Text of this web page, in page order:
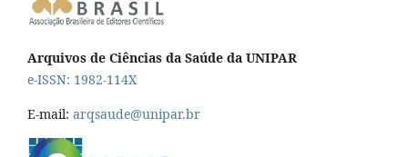
Arquivos de Ciências da Saúde da UNIPAR
e-ISSN: 1982-114X
E-mail: arqsaude@unipar.br